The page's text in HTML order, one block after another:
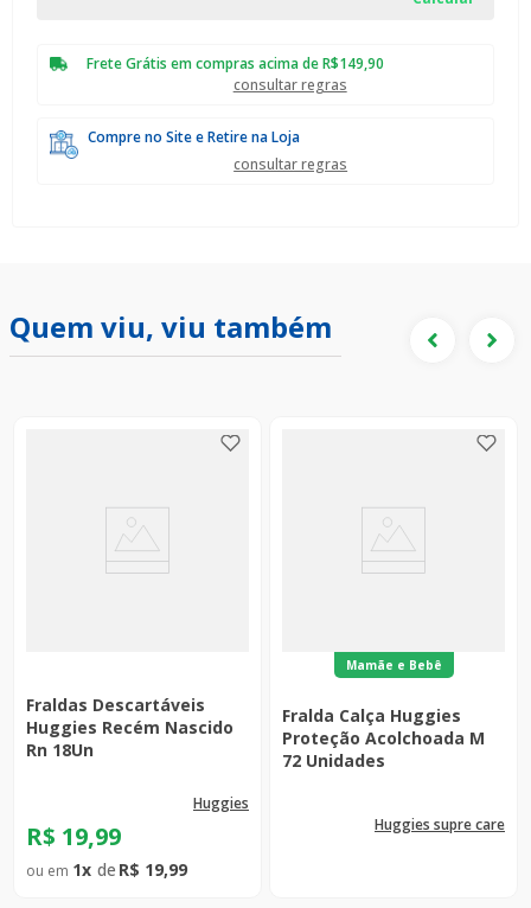
Frete Grátis em compras acima de R$149,90
consultar regras
Compre no Site e Retire na Loja
consultar regras
Quem viu, viu também
Fraldas Descartáveis
Huggies Recém Nascido
Rn 18Un
huggies
R$ 19,99
1 R$ 19,99
Mamãe e Bebê
Fralda Calça Huggies
Proteção Acolchoada M
72 Unidades
huggies supre care